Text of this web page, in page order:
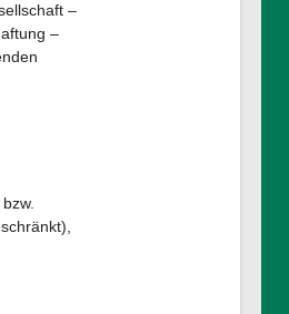
–
–